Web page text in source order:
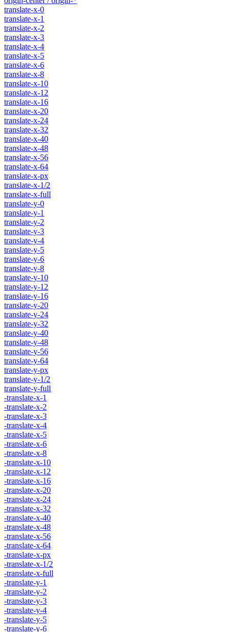
translate-x-0
translate-x-1
translate-x-2
translate-x-3
translate-x-4
translate-x-5
translate-x-6
translate-x-8
translate-x-10
translate-x-12
translate-x-16
translate-x-20
translate-x-24
translate-x-32
translate-x-40
translate-x-48
translate-x-56
translate-x-64
translate-x-px
translate-x-1/2
translate-x-full
translate-y-0
translate-y-1
translate-y-2
translate-y-3
translate-y-4
translate-y-5
translate-y-6
translate-y-8
translate-y-10
translate-y-12
translate-y-16
translate-y-20
translate-y-24
translate-y-32
translate-y-40
translate-y-48
translate-y-56
translate-y-64
translate-y-px
translate-y-1/2
translate-y-full
-translate-x-1
-translate-x-2
-translate-x-3
-translate-x-4
-translate-x-5
-translate-x-6
-translate-x-8
-translate-x-10
-translate-x-12
-translate-x-16
-translate-x-20
-translate-x-24
-translate-x-32
-translate-x-40
-translate-x-48
-translate-x-56
-translate-x-64
-translate-x-px
-translate-x-1/2
-translate-x-full
-translate-y-1
-translate-y-2
-translate-y-3
-translate-y-4
-translate-y-5
-translate-y-6